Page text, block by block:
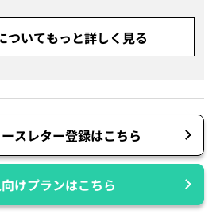
ついてもっと詳しく見る
スレター登録はこちら
けプランはこちら